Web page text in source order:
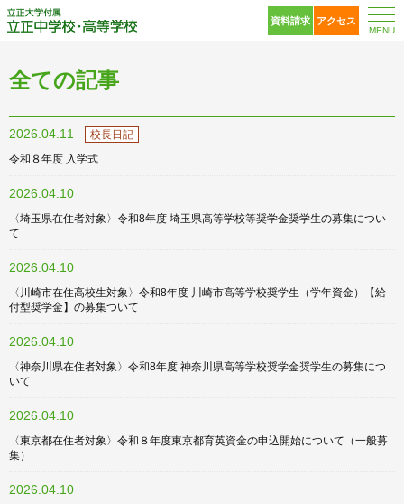
立正大学付属 立正中
資料請求 アクセス
MENU
全ての記事
2026.04.11
校長日記
令和８年度 入学式
2026.04.10
〈埼玉県在住者対象〉令和8年度 埼玉県高等学校等奨学金奨学生の募集につい
て
2026.04.10
〈川崎市在住高校生対象〉令和8年度 川崎市高等学校奨学生（学年資金）【給
付型奨学金】の募集ついて
2026.04.10
〈神奈川県在住者対象〉令和8年度 神奈川県高等学校奨学金奨学生の募集につ
いて
2026.04.10
〈東京都在住者対象〉令和８年度東京都育英資金の申込開始について（一般募
集）
2026.04.10